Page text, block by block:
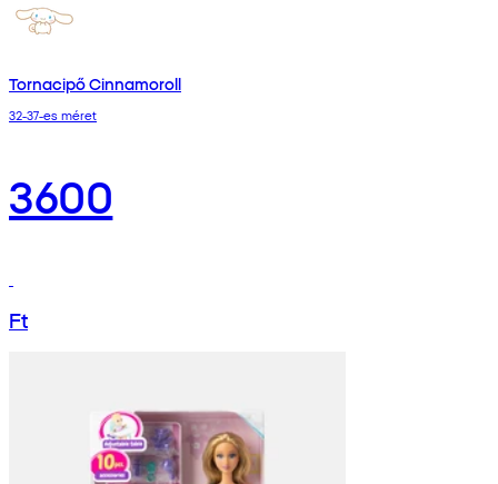
Tornacipő Cinnamoroll
32-37-es méret
3600
Ft